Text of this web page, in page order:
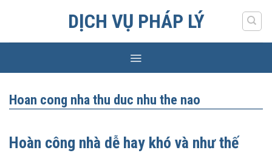
DỊCH VỤ PHÁP LÝ
Hoan cong nha thu duc nhu the nao
Hoàn công nhà dễ hay khó và như thế